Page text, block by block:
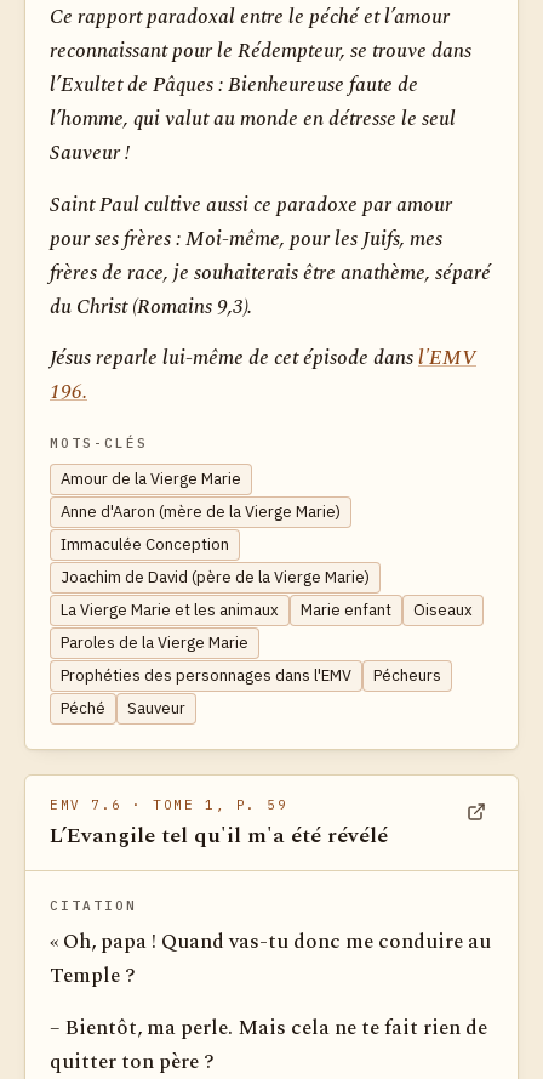
Ce rapport paradoxal entre le péché et l’amour
reconnaissant pour le Rédempteur, se trouve dans
l’Exultet de Pâques : Bienheureuse faute de
l’homme, qui valut au monde en détresse le seul
Sauveur !
Saint Paul cultive aussi ce paradoxe par amour
pour ses frères : Moi-même, pour les Juifs, mes
frères de race, je souhaiterais être anathème, séparé
du Christ (Romains 9,3).
Jésus reparle lui-même de cet épisode dansl'EMV
196.
MOTS-CLÉS
Amour de la Vierge Marie
Anne d'Aaron (mère de la Vierge Marie)
Immaculée Conception
Joachim de David (père de la Vierge Marie)
La Vierge Marie et les animaux
Marie enfant
Oiseaux
Paroles de la Vierge Marie
Prophéties des personnages dans l'EMV
Pécheurs
Péché
Sauveur
EMV 7.6 · TOME 1, P. 59
L’Evangile tel qu'il m'a été révélé
CITATION
« Oh, papa ! Quand vas-tu donc me conduire au
Temple ?
– Bientôt, ma perle. Mais cela ne te fait rien de
quitter ton père ?